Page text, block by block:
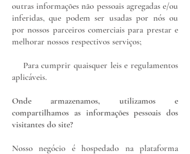
outras informações não pessoais agregadas e/ou
inferidas, que podem ser usadas por nós ou
por nossos parceiros comerciais para prestar e
melhorar nossos respectivos serviços;
Para cumprir quaisquer leis e regulamentos
aplicáveis.
Onde armazenamos, utilizamos e
compartilhamos as informações pessoais dos
visitantes do site?
Nosso negócio é hospedado na plataforma